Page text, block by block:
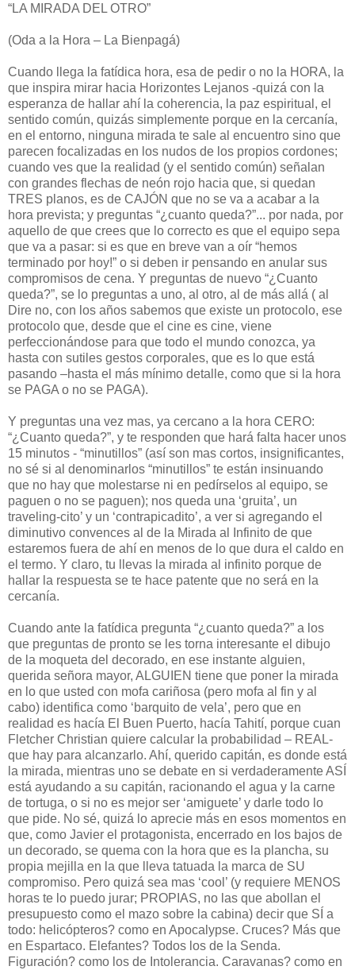
“LA MIRADA DEL OTRO”
(Oda a la Hora – La Bienpagá)
Cuando llega la fatídica hora, esa de pedir o no la HORA, la
que inspira mirar hacia Horizontes Lejanos -quizá con la
esperanza de hallar ahí la coherencia, la paz espiritual, el
sentido común, quizás simplemente porque en la cercanía,
en el entorno, ninguna mirada te sale al encuentro sino que
parecen focalizadas en los nudos de los propios cordones;
cuando ves que la realidad (y el sentido común) señalan
con grandes flechas de neón rojo hacia que, si quedan
TRES planos, es de CAJÓN que no se va a acabar a la
hora prevista; y preguntas “¿cuanto queda?”... por nada, por
aquello de que crees que lo correcto es que el equipo sepa
que va a pasar: si es que en breve van a oír “hemos
terminado por hoy!” o si deben ir pensando en anular sus
compromisos de cena. Y preguntas de nuevo “¿Cuanto
queda?”, se lo preguntas a uno, al otro, al de más allá ( al
Dire no, con los años sabemos que existe un protocolo, ese
protocolo que, desde que el cine es cine, viene
perfeccionándose para que todo el mundo conozca, ya
hasta con sutiles gestos corporales, que es lo que está
pasando –hasta el más mínimo detalle, como que si la hora
se PAGA o no se PAGA).
Y preguntas una vez mas, ya cercano a la hora CERO:
“¿Cuanto queda?”, y te responden que hará falta hacer unos
15 minutos - “minutillos” (así son mas cortos, insignificantes,
no sé si al denominarlos “minutillos” te están insinuando
que no hay que molestarse ni en pedírselos al equipo, se
paguen o no se paguen); nos queda una ‘gruita’, un
traveling-cito’ y un ‘contrapicadito’, a ver si agregando el
diminutivo convences al de la Mirada al Infinito de que
estaremos fuera de ahí en menos de lo que dura el caldo en
el termo. Y claro, tu llevas la mirada al infinito porque de
hallar la respuesta se te hace patente que no será en la
cercanía.
Cuando ante la fatídica pregunta “¿cuanto queda?” a los
que preguntas de pronto se les torna interesante el dibujo
de la moqueta del decorado, en ese instante alguien,
querida señora mayor, ALGUIEN tiene que poner la mirada
en lo que usted con mofa cariñosa (pero mofa al fin y al
cabo) identifica como ‘barquito de vela’, pero que en
realidad es hacía El Buen Puerto, hacía Tahití, porque cuan
Fletcher Christian quiere calcular la probabilidad – REAL-
que hay para alcanzarlo. Ahí, querido capitán, es donde está
la mirada, mientras uno se debate en si verdaderamente ASÍ
está ayudando a su capitán, racionando el agua y la carne
de tortuga, o si no es mejor ser ‘amiguete’ y darle todo lo
que pide. No sé, quizá lo aprecie más en esos momentos en
que, como Javier el protagonista, encerrado en los bajos de
un decorado, se quema con la hora que es la plancha, su
propia mejilla en la que lleva tatuada la marca de SU
compromiso. Pero quizá sea mas ‘cool’ (y requiere MENOS
horas te lo puedo jurar; PROPIAS, no las que abollan el
presupuesto como el mazo sobre la cabina) decir que SÍ a
todo: helicópteros? como en Apocalypse. Cruces? Más que
en Espartaco. Elefantes? Todos los de la Senda.
Figuración? como los de Intolerancia. Caravanas? como en